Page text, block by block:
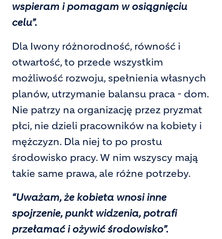
wspieram i pomagam w osiągnięciu
celu”.
Dla Iwony różnorodność, równość i
otwartość, to przede wszystkim
możliwość rozwoju, spełnienia własnych
planów, utrzymanie balansu praca - dom.
Nie patrzy na organizację przez pryzmat
płci, nie dzieli pracowników na kobiety i
mężczyzn. Dla niej to po prostu
środowisko pracy. W nim wszyscy mają
takie same prawa, ale różne potrzeby.
“Uważam, że kobieta wnosi inne
spojrzenie, punkt widzenia, potrafi
przełamać i ożywić środowisko”.